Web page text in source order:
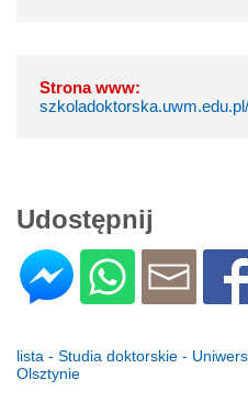
Strona www:
Udostępnij
lista - Studia doktorskie -
Olsztynie